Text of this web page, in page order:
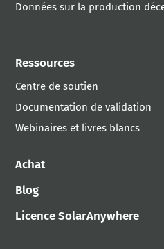
Données sur la production
Ressources
Centre de soutien
Documentation de validation
Webinaires et livres blancs
Achat
Blog
Licence SolarAnywhere